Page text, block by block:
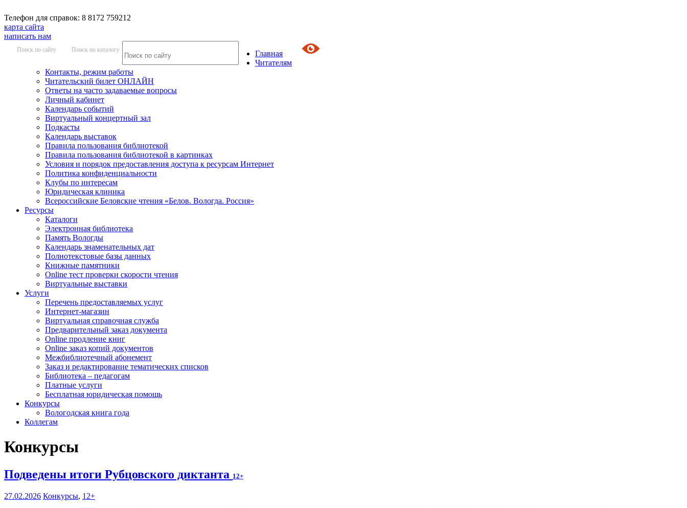
Телефон для справок: 8 8172 759212
карта сайта
написать нам
Поиск по сайту Поиск по каталогу
Главная
Читателям
Контакты, режим работы
Читательский билет ОНЛАЙН
Ответы на часто задаваемые вопросы
Личный кабинет
Календарь событий
Виртуальный концертный зал
Подкасты
Календарь выставок
Правила пользования библиотекой
Правила пользования библиотекой в картинках
Условия и порядок предоставления доступа к ресурсам Интернет
Политика конфиденциальности
Клубы по интересам
Юридическая клиника
Всероссийские Беловские чтения «Белов. Вологда. Россия»
Ресурсы
Каталоги
Электронная библиотека
Память Вологды
Календарь знаменательных дат
Полнотекстовые базы данных
Книжные памятники
Online тест проверки скорости чтения
Виртуальные выставки
Услуги
Перечень предоставляемых услуг
Интернет-магазин
Виртуальная справочная служба
Предварительный заказ документа
Online продление книг
Online заказ копий документов
Межбиблиотечный абонемент
Заказ и редактирование тематических списков
Библиотека – педагогам
Платные услуги
Бесплатная юридическая помощь
Конкурсы
Вологодская книга года
Коллегам
Конкурсы
Подведены итоги Рубцовского диктанта 12+
27.02.2026 Конкурсы, 12+